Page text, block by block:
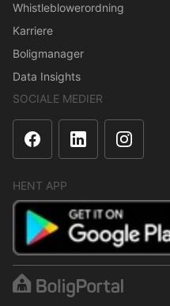
Whistleblowerordning
Karriere
Boligmanager
Data Insights
SOCIALE MEDIER
HENT APP